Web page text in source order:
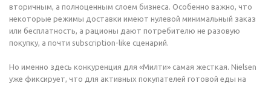
вторичным, а полноценным слоем бизнеса. Особенно важно, что
некоторые режимы доставки имеют нулевой минимальный заказ
или бесплатность, а рационы дают потребителю не разовую
покупку, а почти subscription-like сценарий.
Но именно здесь конкуренция для «Милти» самая жесткая. Nielsen
уже фиксирует, что для активных покупателей готовой еды на